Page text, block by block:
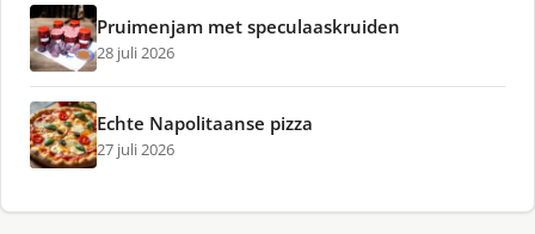
Pruimenjam met speculaaskruiden
28 juli 2026
Echte Napolitaanse pizza
27 juli 2026